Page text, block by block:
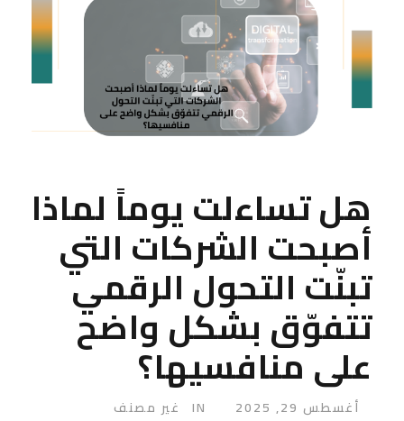
هل تساءلت يوماً لماذا
أصبحت الشركات التي
تبنّت التحول الرقمي
تتفوّق بشكل واضح
على منافسيها؟
أغسطس 29, 2025 IN غير مصنف